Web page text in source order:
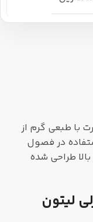
با طبعی گرم از
در فصول
طراحی شده
لیتون